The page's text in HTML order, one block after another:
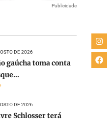
Publicidade
DE 2026
gaúcha toma conta
DE 2026
Schlosser terá